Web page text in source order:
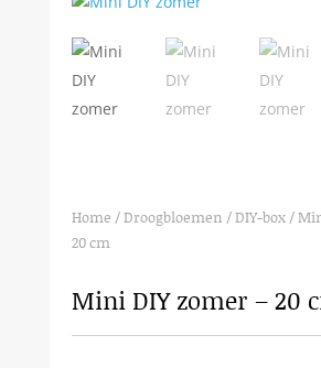
Home /Droogbloemen /DIY-box/
20 cm
Mini DIY zomer – 20